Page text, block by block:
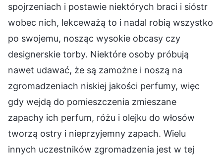
spojrzeniach i postawie niektórych braci i sióstr
wobec nich, lekceważą to i nadal robią wszystko
po swojemu, nosząc wysokie obcasy czy
designerskie torby. Niektóre osoby próbują
nawet udawać, że są zamożne i noszą na
zgromadzeniach niskiej jakości perfumy, więc
gdy wejdą do pomieszczenia zmieszane
zapachy ich perfum, różu i olejku do włosów
tworzą ostry i nieprzyjemny zapach. Wielu
innych uczestników zgromadzenia jest w tej